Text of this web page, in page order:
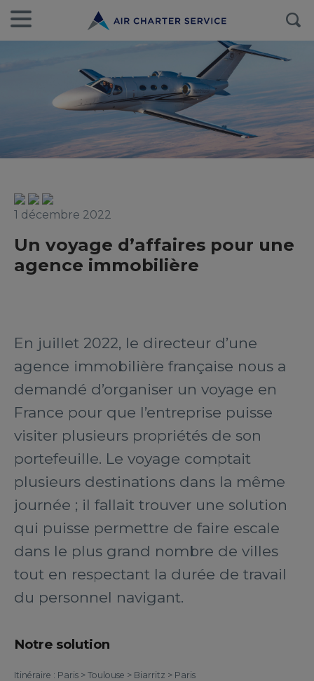
1 décembre 2022
Un voyage d’affaires pour une
agence immobilière
En juillet 2022, le directeur d’une
agence immobilière française nous a
demandé d’organiser un voyage en
France pour que l’entreprise puisse
visiter plusieurs propriétés de son
portefeuille. Le voyage comptait
plusieurs destinations dans la même
journée ; il fallait trouver une solution
qui puisse permettre de faire escale
dans le plus grand nombre de villes
tout en respectant la durée de travail
du personnel navigant.
Notre solution
Itinéraire : Paris > Toulouse > Biarritz > Paris